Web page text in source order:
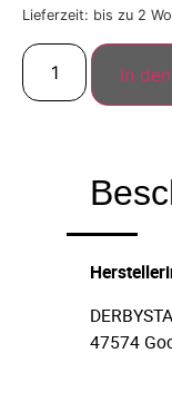
Lieferzeit: bis zu 2
In
47574